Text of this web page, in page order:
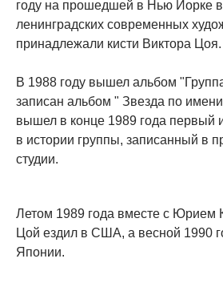
году на прошедшей в Нью Йорке
ленинградских современных
принадлежали кисти Виктора Цоя.
В 1988 году вышел альбом
записан альбом " Звезда по
вышел в конце 1989 года первый
в истории группы, записанный в
студии.
Летом 1989 года вместе с Юрием
Цой ездил в США, а весной 1990
Японии.